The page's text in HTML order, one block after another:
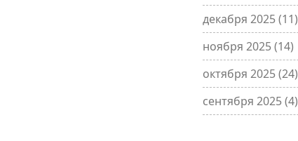
декабря 2025(11)
ноября 2025(14)
октября 2025(24)
сентября 2025(4)